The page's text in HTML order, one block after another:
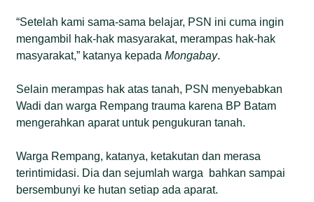
“Setelah kami sama-sama belajar, PSN ini cuma ingin
mengambil hak-hak masyarakat, merampas hak-hak
masyarakat,” katanya kepadaMongabay.
Selain merampas hak atas tanah, PSN menyebabkan
Wadi dan warga Rempang trauma karena BP Batam
mengerahkan aparat untuk pengukuran tanah.
Warga Rempang, katanya, ketakutan dan merasa
terintimidasi. Dia dan sejumlah warga bahkan sampai
bersembunyi ke hutan setiap ada aparat.